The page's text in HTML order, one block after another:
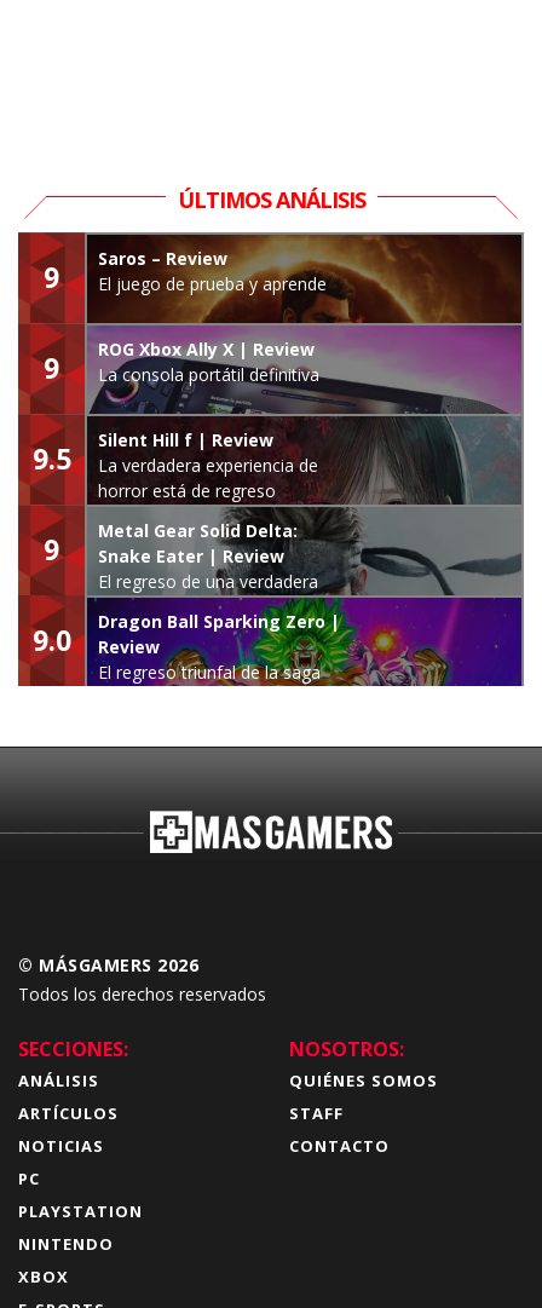
ÚLTIMOS ANÁLISIS
9
Saros – Review
El juego de prueba y aprende
9
ROG Xbox Ally X | Review
La consola portátil definitiva
9.5
Silent Hill f | Review
La verdadera experiencia de
horror está de regreso
9
Metal Gear Solid Delta:
Snake Eater | Review
El regreso de una verdadera
leyenda
9.0
Dragon Ball Sparking Zero |
Review
El regreso triunfal de la saga
© MÁSGAMERS 2026
Todos los derechos reservados
SECCIONES:
ANÁLISIS
ARTÍCULOS
NOTICIAS
PC
PLAYSTATION
NINTENDO
XBOX
NOSOTROS:
QUIÉNES SOMOS
STAFF
CONTACTO